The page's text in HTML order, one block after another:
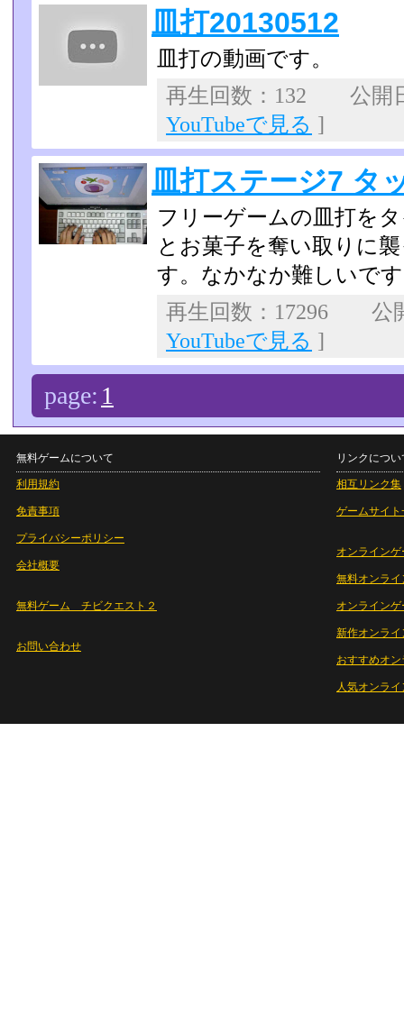
皿打20130512
皿打の動画です。
再生回数：132 公開
YouTubeで見る ]
皿打ステージ7 タ
フリーゲームの皿打を
とお菓子を奪い取りに
す。なかなか難しいで
再生回数：17296
YouTubeで見る ]
page: 1
無料ゲームについて
利用規約
免責事項
プライバシーポリシー
会社概要
無料ゲーム チビクエスト２
お問い合わせ
リンクについ
相互リンク集
ゲームサイト
オンラインゲ
無料オンライ
オンライン
新作オンライ
おすすめオ
人気オンラ